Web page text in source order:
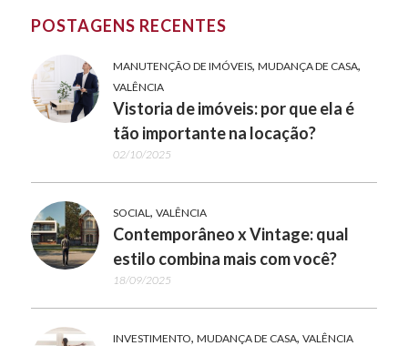
POSTAGENS RECENTES
MANUTENÇÃO DE IMÓVEIS, MUDANÇA DE CASA,
VALÊNCIA
Vistoria de imóveis: por que ela é
tão importante na locação?
02/10/2025
SOCIAL , VALÊNCIA
Contemporâneo x Vintage: qual
estilo combina mais com você?
18/09/2025
INVESTIMENTO, MUDANÇA DE CASA, VALÊNCIA